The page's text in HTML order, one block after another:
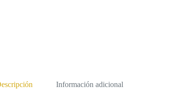
Información adicional